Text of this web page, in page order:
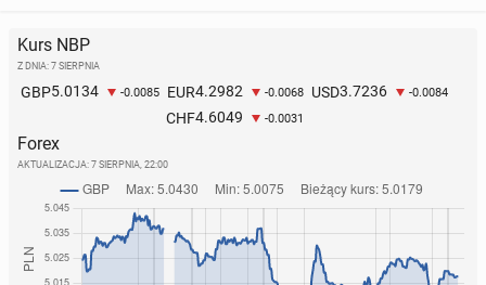
Kurs NBP
Z DNIA: 7 SIERPNIA
GBP5.0134 -0.0085 EUR4.2982 -0.0068 USD3.7236 -0.0084
CHF4.6049 -0.0031
Forex
AKTUALIZACJA: 7 SIERPNIA, 22:00